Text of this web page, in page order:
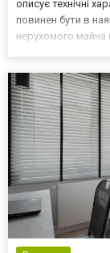
описує технічні
повинен бути в
нерухомого майна